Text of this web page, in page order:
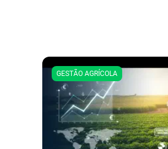
GESTÃO AGRÍCOLA